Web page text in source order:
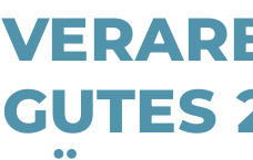
GUTES